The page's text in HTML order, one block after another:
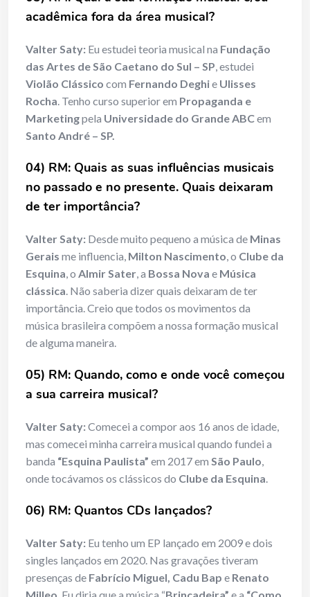
acadêmica fora da área musical?
Valter Saty: Eu estudei teoria musical na Fundação
das Artes de São Caetano do Sul – SP, estudei
Violão Clássico com Fernando Deghie Ulisses
Rocha. Tenho curso superior em Propaganda e
Marketingpela Universidade do Grande ABCem
Santo André – SP.
04) RM: Quais as suas influências musicais
no passado e no presente. Quais deixaram
de ter importância?
Valter Saty: Desde muito pequeno a música de Minas
Gerais me influencia, Milton Nascimento, o Clube da
Esquina, o Almir Sater, a Bossa Nova e Música
clássica. Não saberia dizer quais deixaram de ter
importância. Creio que todos os movimentos da
música brasileira compõem a nossa formação musical
de alguma maneira.
05) RM: Quando, como e onde você começou
a sua carreira musical?
Valter Saty:Comecei a compor aos 16 anos de idade,
mas comecei minha carreira musical quando fundei a
banda “Esquina Paulista” em 2017 em São Paulo,
onde tocávamos os clássicos do Clube da Esquina.
06) RM: Quantos CDs lançados?
Valter Saty: Eu tenho um EP lançado em 2009 e dois
singles lançados em 2020. Nas gravações tiveram
presenças de Fabrício Miguel, Cadu Bap e Renato